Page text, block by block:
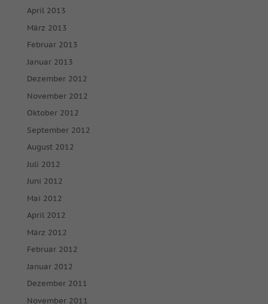
April 2013
März 2013
Februar 2013
Januar 2013
Dezember 2012
November 2012
Oktober 2012
September 2012
August 2012
Juli 2012
Juni 2012
Mai 2012
April 2012
März 2012
Februar 2012
Januar 2012
Dezember 2011
November 2011